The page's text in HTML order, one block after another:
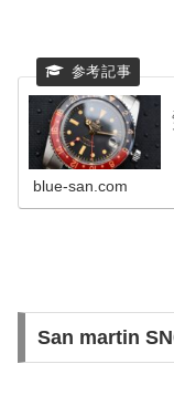
blue-san.com
San martin